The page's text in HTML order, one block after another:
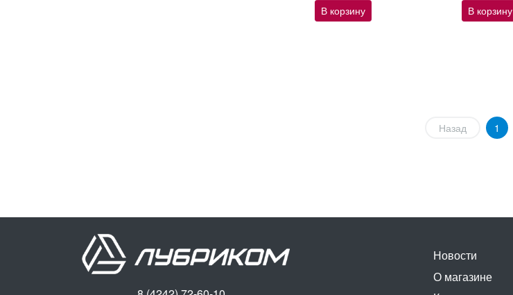
В корзину В корзину
Назад 1
Новости
О магазине